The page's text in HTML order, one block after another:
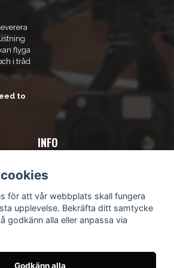
flyga
i tråd
to
INFO
Kontakta oss
Köpvillkor
Integritetspolicy
Blogg
för att vår webbplats skall fungera
upplevelse. Bekräfta ditt samtycke
godkänn alla eller anpassa via
Godkänn alla